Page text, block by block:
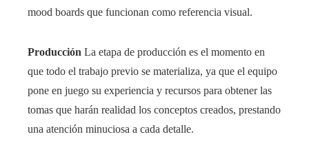
mood boards que funcionan como referencia visual.
Producción La etapa de producción es el momento en
que todo el trabajo previo se materializa, ya que el equipo
pone en juego su experiencia y recursos para obtener las
tomas que harán realidad los conceptos creados, prestando
una atención minuciosa a cada detalle.